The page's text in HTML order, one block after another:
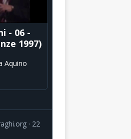
- 06 -
1997)
Aquino
22